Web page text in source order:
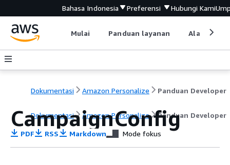
Bahasa Indonesia Preferensi Hubungi Kami
Mulai Panduan layanan Alat
Dokumentasi Amazon Personalize Panduan Developer
Dokumentasi Amazon Personalize Panduan Developer
CampaignConfig
PDF RSS Markdown Mode fokus